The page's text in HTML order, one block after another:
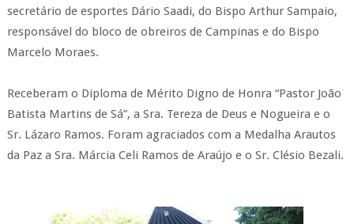
secretário de esportes Dário Saadi, do Bispo Arthur Sampaio,
responsável do bloco de obreiros de Campinas e do Bispo
Marcelo Moraes.
Receberam o Diploma de Mérito Digno de Honra “Pastor João
Batista Martins de Sá”, a Sra. Tereza de Deus e Nogueira e o
Sr. Lázaro Ramos. Foram agraciados com a Medalha Arautos
da Paz a Sra. Márcia Celi Ramos de Araújo e o Sr. Clésio Bezali.